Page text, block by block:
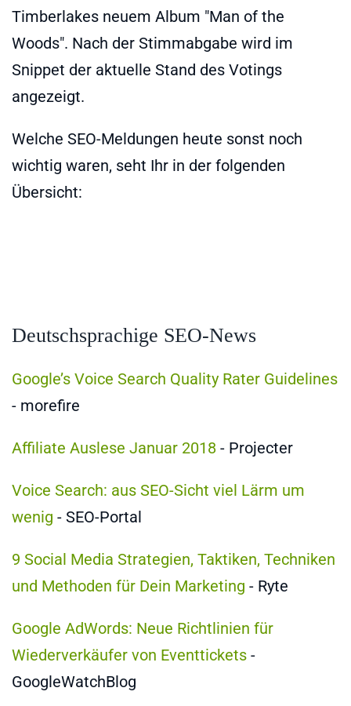
Timberlakes neuem Album "Man of the
Woods". Nach der Stimmabgabe wird im
Snippet der aktuelle Stand des Votings
angezeigt.
Welche SEO-Meldungen heute sonst noch
wichtig waren, seht Ihr in der folgenden
Übersicht:
Deutschsprachige SEO-News
Google’s Voice Search Quality Rater Guidelines
- morefire
Affiliate Auslese Januar 2018 - Projecter
Voice Search: aus SEO-Sicht viel Lärm um
wenig - SEO-Portal
9 Social Media Strategien, Taktiken, Techniken
und Methoden für Dein Marketing - Ryte
Google AdWords: Neue Richtlinien für
Wiederverkäufer von Eventtickets -
GoogleWatchBlog